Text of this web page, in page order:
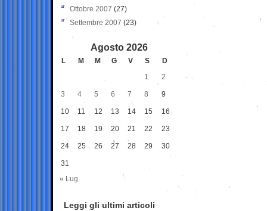
Ottobre 2007 (27)
Settembre 2007 (23)
Agosto 2026
L M M G V S
D
1
2
3 4 5 6 7 8 9
10 11 12 13 14 15 16
17 18 19 20 21 22 23
24 25 26 27 28 29 30
31
« Lug
Leggi gli ultimi articoli